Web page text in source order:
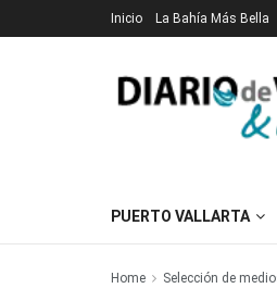
Inicio La Bahía Más Bella
PUERTO VALLARTA
Home Selección de